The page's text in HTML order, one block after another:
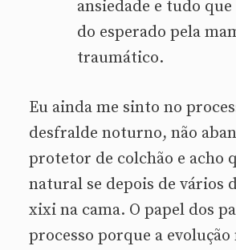
ansiedade e tudo
do esperado pela
traumático.
Eu ainda me sinto no
desfralde noturno, não
protetor de colchão e acho
natural se depois de vários
xixi na cama. O papel dos
processo porque a evolução